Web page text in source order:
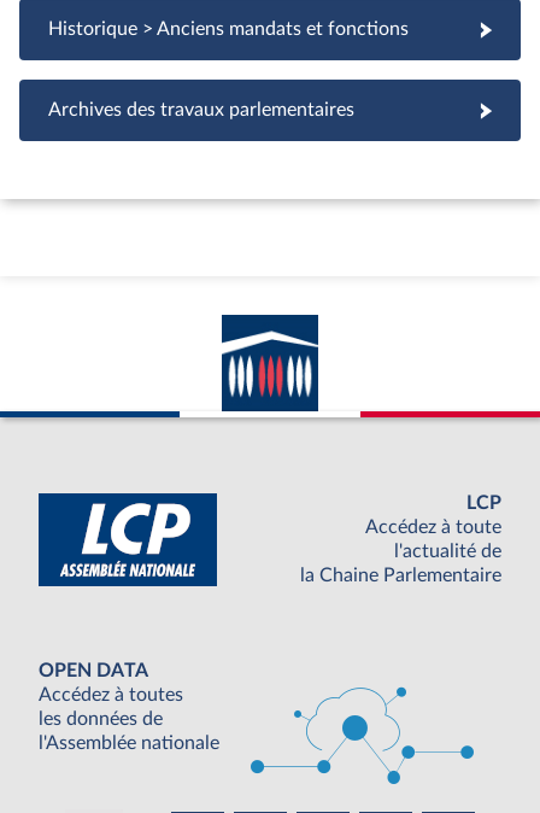
Historique > Anciens mandats et fonctions
Archives des travaux parlementaires
LCP
Accédez à toute
l'actualité de
la Chaine Parlementaire
OPEN DATA
Accédez à toutes
les données de
l'Assemblée nationale